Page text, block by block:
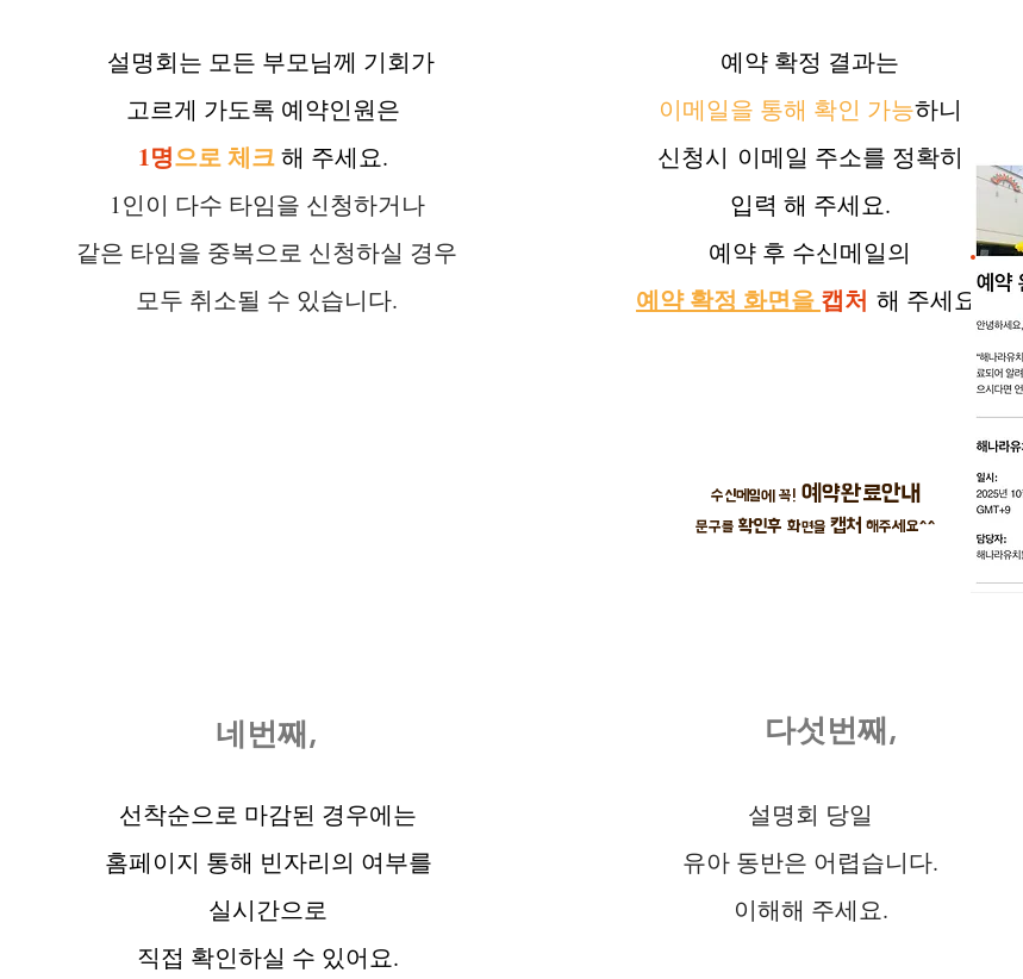
설명회는 모든 부모님께 기회가
고르게 가도록 예약인원은
1명으로 체크해 주세요.
1인이 다수 타임을 신청하거나
같은 타임을 중복으로 신청하실 경우
모두 취소될 수 있습니다.
예약 확정 결과는
이메일을 통해 확인 가능하니
신청시 이메일 주소를 정확히
입력 해 주세요.
예약 후 수신메일의
예약 확정 화면을 캡처해 주세요.
수신메일에 꼭! 예약완료안내
문구를확인후​화면을캡처해주세요^^
네번째,
선착순으로 마감된 경우에는
홈페이지 통해 빈자리의 여부를
실시간으로
직접 확인하실 수 있어요.
다섯번째,
​설명회 당일
유아 동반은 어렵습니다.
이해해 주세요.